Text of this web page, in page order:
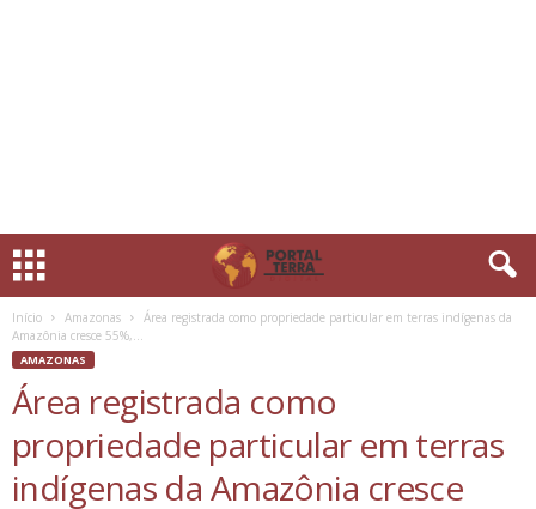
Início Amazonas
Área registrada como propriedade particular em terras indígenas da
Amazônia cresce 55%,...
AMAZONAS
Área registrada como
propriedade particular em terras
indígenas da Amazônia cresce